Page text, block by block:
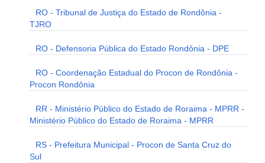
RO - Tribunal de Justiça do Estado de Rondônia -
TJRO
RO - Defensoria Pública do Estado Rondônia - DPE
RO - Coordenação Estadual do Procon de Rondônia -
Procon Rondônia
RR - Ministério Público do Estado de Roraima - MPRR -
Ministério Público do Estado de Roraima - MPRR
RS - Prefeitura Municipal - Procon de Santa Cruz do
Sul